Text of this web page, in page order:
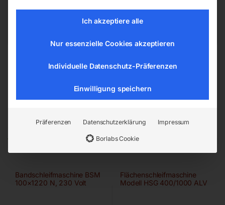
Ähnliche Produkte
Bandschleifmaschine BSM
100×1220 N, 230 Volt
Flächenschleifmaschine
Modell HSG 400/1000 ALV
Ich akzeptiere alle
Nur essenzielle Cookies akzeptieren
Individuelle Datenschutz-Präferenzen
Einwilligung speichern
Präferenzen Datenschutzerklärung Impressum
Borlabs Cookie